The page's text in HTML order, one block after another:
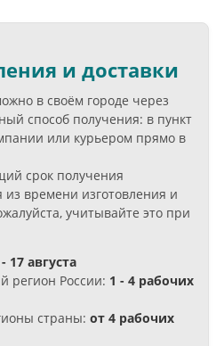
и доставки
в своём городе через
способ получения: в пункт
или курьером прямо в
срок получения
времени изготовления и
учитывайте это при
17 августа
регион России: 1 - 4 рабочих
страны: от 4 рабочих